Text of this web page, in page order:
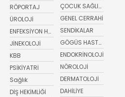
RÖPORTAJ
ÜROLOJİ
ENFEKSİYON HASTALIKLARI
JİNEKOLOJİ
KBB
PSİKİYATRİ
Sağlık
DİŞ HEKİMLİĞİ
ÇOCUK SAĞLIĞI VE
GENEL CERRAHİ
SENDİKALAR
GÖGÜS HASTALIKLARI
ENDOKRİNOLOJİ
NÖROLOJİ
DERMATOLOJİ
DAHİLİYE